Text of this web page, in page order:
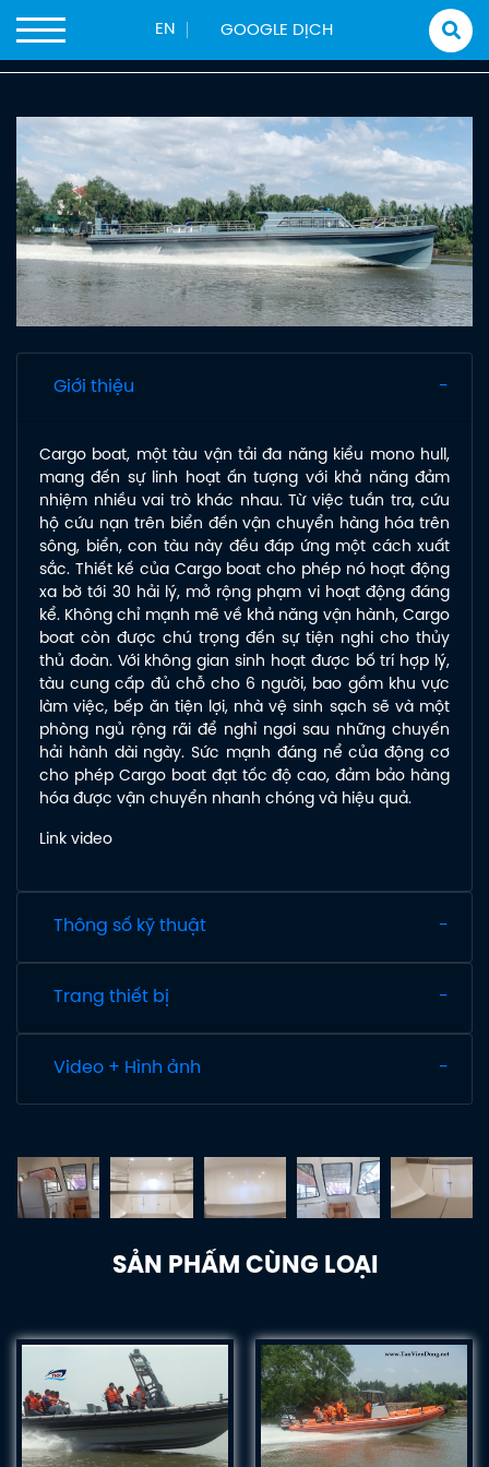
EN
Trang chủ Sản phẩm Tàu Xuất Khẩu
Tvd 25 Cargo – Tàu Tuần Tra Siêu Tốc
Giới thiệu
Cargo boat, một tàu vận tải đa năng kiểu mono hull,
mang đến sự linh hoạt ấn tượng với khả năng đảm
nhiệm nhiều vai trò khác nhau. Từ việc tuần tra, cứu
hộ cứu nạn trên biển đến vận chuyển hàng hóa trên
sông, biển, con tàu này đều đáp ứng một cách xuất
sắc. Thiết kế của Cargo boat cho phép nó hoạt động
xa bờ tới 30 hải lý, mở rộng phạm vi hoạt động đáng
kể. Không chỉ mạnh mẽ về khả năng vận hành, Cargo
boat còn được chú trọng đến sự tiện nghi cho thủy
thủ đoàn. Với không gian sinh hoạt được bố trí hợp lý,
tàu cung cấp đủ chỗ cho 6 người, bao gồm khu vực
làm việc, bếp ăn tiện lợi, nhà vệ sinh sạch sẽ và một
phòng ngủ rộng rãi để nghỉ ngơi sau những chuyến
hải hành dài ngày. Sức mạnh đáng nể của động cơ
cho phép Cargo boat đạt tốc độ cao, đảm bảo hàng
hóa được vận chuyển nhanh chóng và hiệu quả.
Link video
Thông số kỹ thuật
Trang thiết bị
Video + Hình ảnh
SẢN PHẨM CÙNG LOẠI